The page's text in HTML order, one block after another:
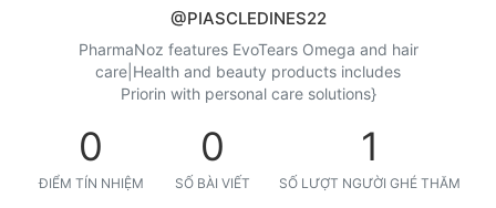
@PIASCLEDINES22
PharmaNoz features EvoTears Omega and hair
care|Health and beauty products includes
Priorin with personal care solutions}
0
ĐIỂM TÍN NHIỆM
0
SỐ BÀI VIẾT
1
SỐ LƯỢT NGƯỜI GHÉ THĂM